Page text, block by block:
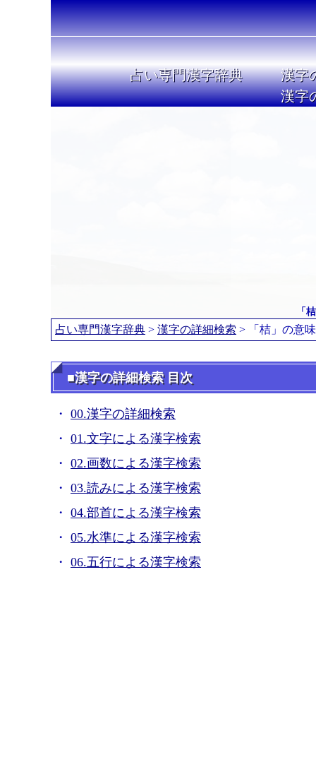
占い専門漢字辞典
漢字
漢字
「
占い専門漢字辞典 > 漢字の詳細検索 > 「桔」の意
■漢字の詳細検索 目次
00.漢字の詳細検索
01.文字による漢字検索
02.画数による漢字検索
03.読みによる漢字検索
04.部首による漢字検索
05.水準による漢字検索
06.五行による漢字検索